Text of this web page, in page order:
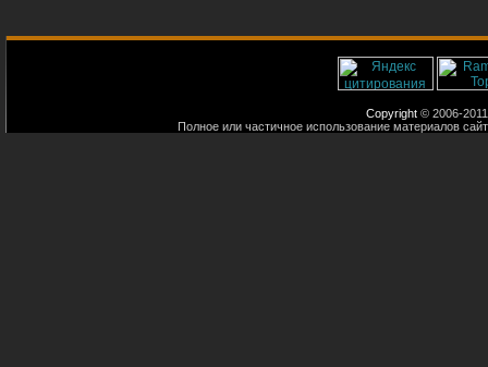
Copyright © 2006-
Полное или частичное использование материалов